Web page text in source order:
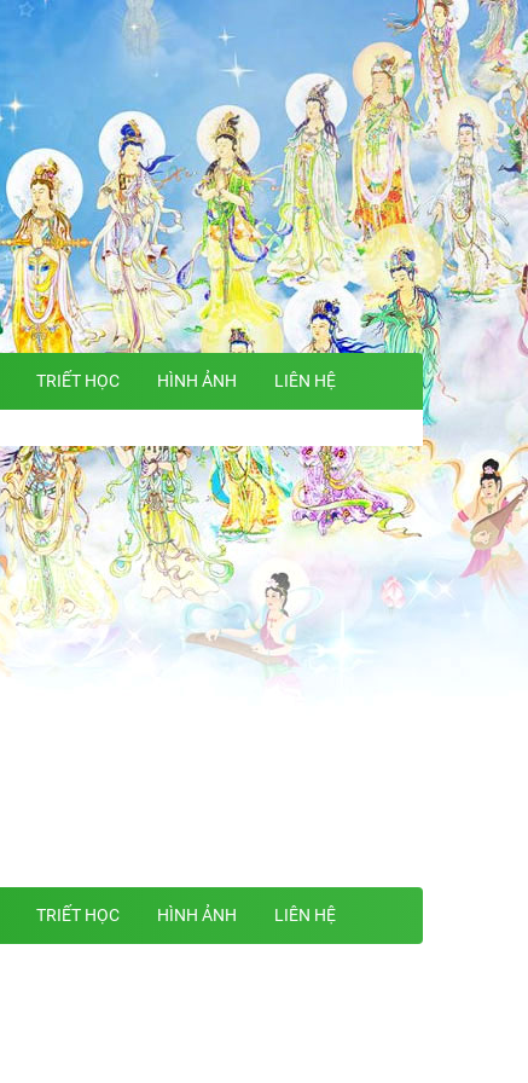
TRIẾT HỌC HÌNH ẢNH LIÊN HỆ
TRIẾT HỌC HÌNH ẢNH LIÊN HỆ